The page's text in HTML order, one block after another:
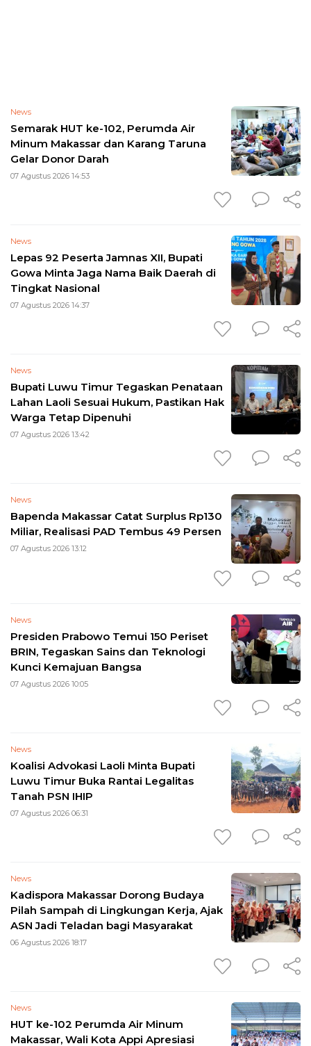
News
Semarak HUT ke-102, Perumda Air
Minum Makassar dan Karang Taruna
Gelar Donor Darah
07 Agustus 2026 14:53
News
Lepas 92 Peserta Jamnas XII, Bupati
Gowa Minta Jaga Nama Baik Daerah di
Tingkat Nasional
07 Agustus 2026 14:37
News
Bupati Luwu Timur Tegaskan Penataan
Lahan Laoli Sesuai Hukum, Pastikan Hak
Warga Tetap Dipenuhi
07 Agustus 2026 13:42
News
Bapenda Makassar Catat Surplus Rp130
Miliar, Realisasi PAD Tembus 49 Persen
07 Agustus 2026 13:12
News
Presiden Prabowo Temui 150 Periset
BRIN, Tegaskan Sains dan Teknologi
Kunci Kemajuan Bangsa
07 Agustus 2026 10:05
News
Koalisi Advokasi Laoli Minta Bupati
Luwu Timur Buka Rantai Legalitas
Tanah PSN IHIP
07 Agustus 2026 06:31
News
Kadispora Makassar Dorong Budaya
Pilah Sampah di Lingkungan Kerja, Ajak
ASN Jadi Teladan bagi Masyarakat
06 Agustus 2026 18:17
News
HUT ke-102 Perumda Air Minum
Makassar, Wali Kota Appi Apresiasi